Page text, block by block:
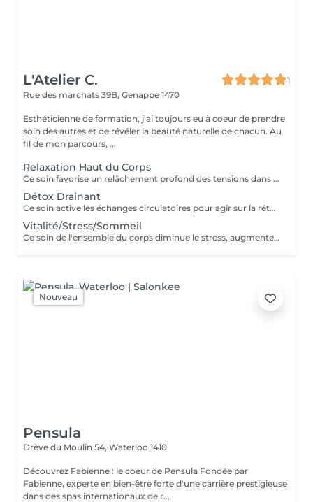
L'Atelier C.
1
Rue des marchats 39B, Genappe 1470
Esthéticienne de formation, j'ai toujours eu à coeur de prendre
soin des autres et de révéler la beauté naturelle de chacun. Au
fil de mon parcours, ...
Relaxation Haut du Corps
Ce soin favorise un relâchement profond des tensions dans le dos, la nuque, les épaules et le cuir chevelu pour apporter une relaxation complète et une sensation de bien-être global revitalisante.
Détox Drainant
Ce soin active les échanges circulatoires pour agir sur la rétention d'eau et éliminer les toxines, offrant un effet dynamisant et une sensation de légèreté aux jambes.
Vitalité/Stress/Sommeil
Ce soin de l'ensemble du corps diminue le stress, augmente la vitalité et améliore la qualité du sommeil pour apporter un mieux-être global tout en renforçant les défenses naturelles.
Nouveau
Pensula
Drève du Moulin 54, Waterloo 1410
Découvrez Fabienne : le coeur de Pensula Fondée par
Fabienne, experte en bien-être forte d'une carrière prestigieuse
dans des spas internationaux de r...